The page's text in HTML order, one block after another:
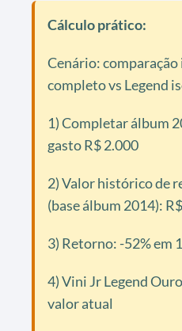
Cálculo prático:
Cenário:
completo vs Legend
1) Completar álbum
gasto R$ 2.000
2) Valor histórico de
(base álbum 2014):
3) Retorno: -52% em
4) Vini Jr Legend
valor atual